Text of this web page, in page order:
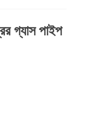
গ্যাস পাইপ